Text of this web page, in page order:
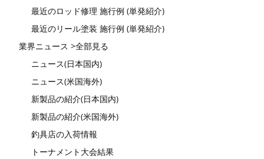
最近のロッド修理 施行例 (単発紹介)
最近のリール塗装 施行例 (単発紹介)
業界ニュース >全部見る
ニュース(日本国内)
ニュース(米国海外)
新製品の紹介(日本国内)
新製品の紹介(米国海外)
釣具店の入荷情報
トーナメント大会結果